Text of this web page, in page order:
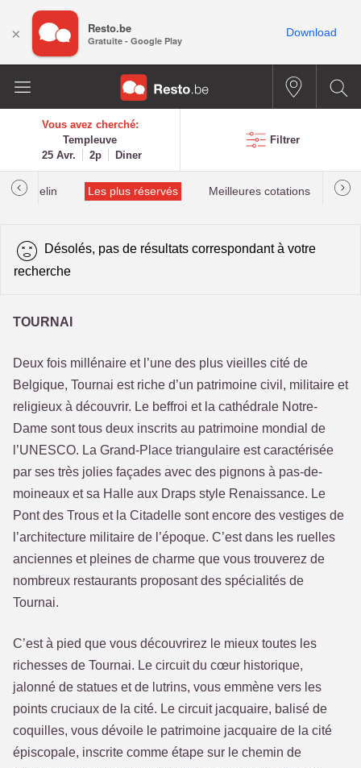
Vous avez cherché:
Templeuve
25 Avr.
2p Diner
Filtrer
Michelin Les plus réservés Meilleures cotations
Désolés, pas de résultats correspondant à votre
recherche
TOURNAI
Deux fois millénaire et l’une des plus vieilles cité de
Belgique, Tournai est riche d’un patrimoine civil, militaire et
religieux à découvrir. Le beffroi et la cathédrale Notre-
Dame sont tous deux inscrits au patrimoine mondial de
l’UNESCO. La Grand-Place triangulaire est caractérisée
par ses très jolies façades avec des pignons à pas-de-
moineaux et sa Halle aux Draps style Renaissance. Le
Pont des Trous et la Citadelle sont encore des vestiges de
l’architecture militaire de l’époque. C’est dans les ruelles
anciennes et pleines de charme que vous trouverez de
nombreux restaurants proposant des spécialités de
Tournai.
C’est à pied que vous découvrirez le mieux toutes les
richesses de Tournai. Le circuit du cœur historique,
jalonné de statues et de lutrins, vous emmène vers les
points cruciaux de la cité. Le circuit jacquaire, balisé de
coquilles, vous dévoile le patrimoine jacquaire de la cité
épiscopale, inscrite comme étape sur le chemin de
× Resto.be
Gratuite - Google Play
Download